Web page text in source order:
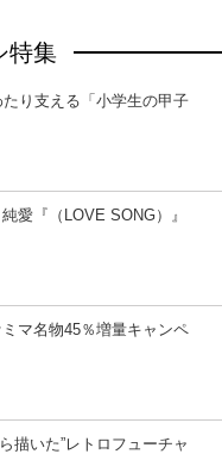
特集
り支える「小学生の甲子
愛『（LOVE SONG）』
マ名物45％増量キャンペ
描いた”レトロフューチャ